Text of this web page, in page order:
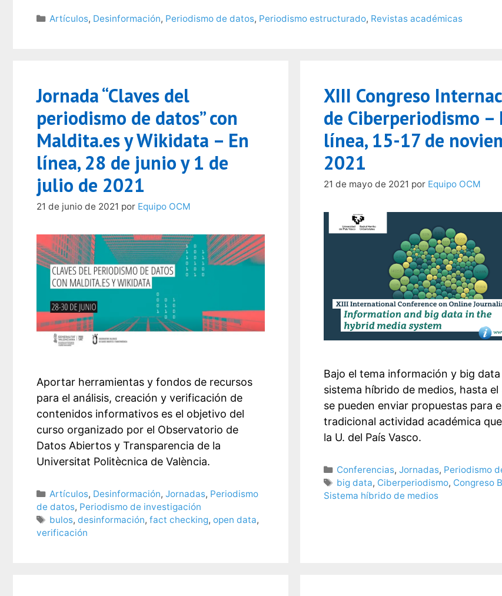
Categorías
Artículos, Desinformación, Periodismo de datos, Periodismo estructurado, Revistas académicas
Jornada “Claves del
periodismo de datos” con
Maldita.es y Wikidata – En
línea, 28 de junio y 1 de
julio de 2021
21 de junio de 2021 por Equipo OCM
Aportar herramientas y fondos de recursos
para el análisis, creación y verificación de
contenidos informativos es el objetivo del
curso organizado por el Observatorio de
Datos Abiertos y Transparencia de la
Universitat Politècnica de València.
Categorías
Artículos, Desinformación,Jornadas, Periodismo
de datos, Periodismo de investigación
Etiquetas
bulos,desinformación,fact checking,open data,
verificación
XIII Congreso
de Ciberperiodismo –
línea, 15-17 de
2021
21 de mayo de 2021 por Equipo OCM
Bajo el tema información y big data
sistema híbrido de medios, hasta el
se pueden enviar propuestas para
tradicional actividad académica
la U. del País Vasco.
Categorías
Conferencias, Jornadas, Periodismo
Etiquetas
big data, Ciberperiodismo, Congreso
Sistema híbrido de medios